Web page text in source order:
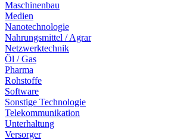
Maschinenbau
Medien
Nanotechnologie
Nahrungsmittel / Agrar
Netzwerktechnik
Öl / Gas
Pharma
Rohstoffe
Software
Sonstige Technologie
Telekommunikation
Unterhaltung
Versorger